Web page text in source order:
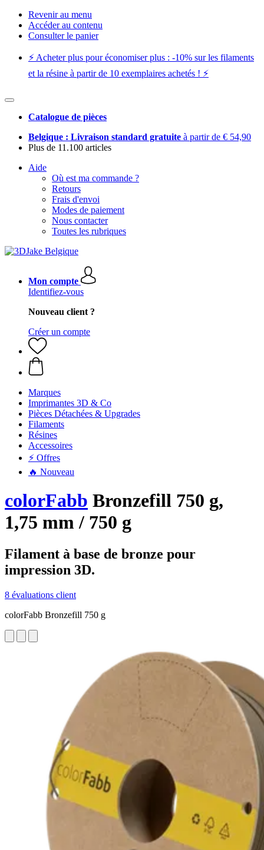
Revenir au menu
Accéder au contenu
Consulter le panier
⚡️ Acheter plus pour économiser plus : -10% sur les filaments
et la résine à partir de 10 exemplaires achetés ! ⚡️
Catalogue de pièces
Belgique : Livraison standard gratuite à partir de € 54,90
Plus de 11.100 articles
Aide
Où est ma commande ?
Retours
Frais d'envoi
Modes de paiement
Nous contacter
Toutes les rubriques
Mon compte
Identifiez-vous
Nouveau client ?
Créer un compte
Marques
Imprimantes 3D & Co
Pièces Détachées & Upgrades
Filaments
Résines
Accessoires
⚡ Offres
🔥 Nouveau
colorFabb Bronzefill 750 g,
1,75 mm / 750 g
Filament à base de bronze pour
impression 3D.
8 évaluations client
colorFabb Bronzefill 750 g